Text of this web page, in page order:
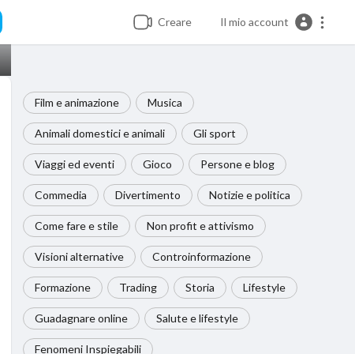
Creare Il mio account
Film e animazione Musica
Animali domestici e animali Gli sport
Viaggi ed eventi Gioco Persone e blog
Commedia Divertimento Notizie e politica
Come fare e stile Non profit e attivismo
Visioni alternative Controinformazione
Formazione Trading Storia Lifestyle
Guadagnare online Salute e lifestyle
Fenomeni Inspiegabili